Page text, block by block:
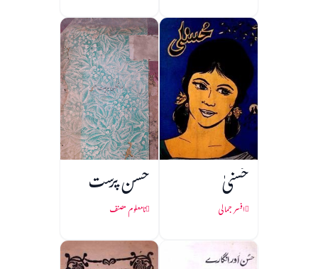
حُسنیٰ
افسر جمالی
حسن پرست
نامعلوم مصنف